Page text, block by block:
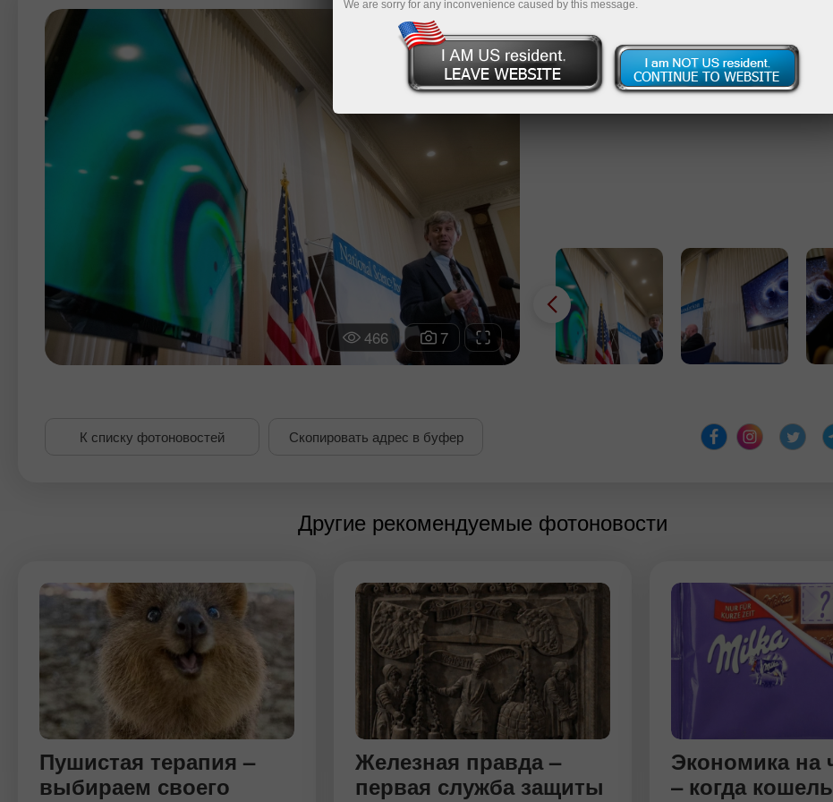
466 7
В научном обществе уверены,
открытие позволит ученым,
получить Нобелевскую премию.
К списку фотоновостей Скопировать адрес в буфер
Другие рекомендуемые фотоновости
Пушистая терапия –
выбираем своего
Железная правда –
первая служба защиты
Экономика на
– когда
We are sorry for any inconvenience caused by this message.